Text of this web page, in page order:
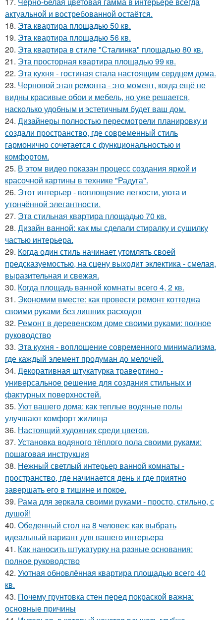
актуальной и востребованной остаётся.
18. Эта квартира площадью 50 кв.
19. Эта квартира площадью 56 кв.
20. Эта квартира в стиле "Сталинка" площадью 80 кв.
21. Эта просторная квартира площадью 99 кв.
22. Эта кухня - гостиная стала настоящим сердцем дома.
23. Черновой этап ремонта - это момент, когда ещё не
видны красивые обои и мебель, но уже решается,
насколько удобным и эстетичным будет ваш дом.
24. Дизайнеры полностью пересмотрели планировку и
создали пространство, где современный стиль
гармонично сочетается с функциональностью и
комфортом.
25. В этом видео показан процесс создания яркой и
красочной картины в технике "Радуга".
26. Этот интерьер - воплощение легкости, уюта и
утончённой элегантности.
27. Эта стильная квартира площадью 70 кв.
28. Дизайн ванной: как мы сделали стиралку и сушилку
частью интерьера.
29. Когда один стиль начинает утомлять своей
предсказуемостью, на сцену выходит эклектика - смелая,
выразительная и свежая.
30. Когда площадь ванной комнаты всего 4, 2 кв.
31. Экономим вместе: как провести ремонт коттеджа
своими руками без лишних расходов
32. Ремонт в деревенском доме своими руками: полное
руководство
33. Эта кухня - воплощение современного минимализма,
где каждый элемент продуман до мелочей.
34. Декоративная штукатурка травертино -
универсальное решение для создания стильных и
фактурных поверхностей.
35. Уют вашего дома: как теплые водяные полы
улучшают комфорт жилища
36. Настоящий художник среди цветов.
37. Установка водяного тёплого пола своими руками:
пошаговая инструкция
38. Нежный светлый интерьер ванной комнаты -
пространство, где начинается день и где приятно
завершать его в тишине и покое.
39. Рама для зеркала своими руками - просто, стильно, с
душой!
40. Обеденный стол на 8 человек: как выбрать
идеальный вариант для вашего интерьера
41. Как наносить штукатурку на разные основания:
полное руководство
42. Уютная обновлённая квартира площадью всего 40
кв.
43. Почему грунтовка стен перед покраской важна:
основные причины